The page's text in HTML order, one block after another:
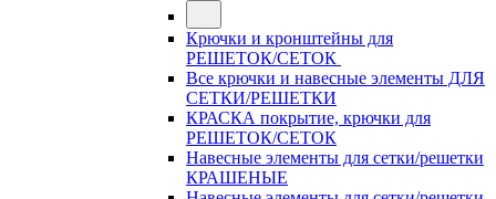
Крючки и кронштейны для
РЕШЕТОК/СЕТОК
Все крючки и навесные элементы ДЛЯ
СЕТКИ/РЕШЕТКИ
КРАСКА покрытие, крючки для
РЕШЕТОК/СЕТОК
Навесные элементы для сетки/решетки
КРАШЕНЫЕ